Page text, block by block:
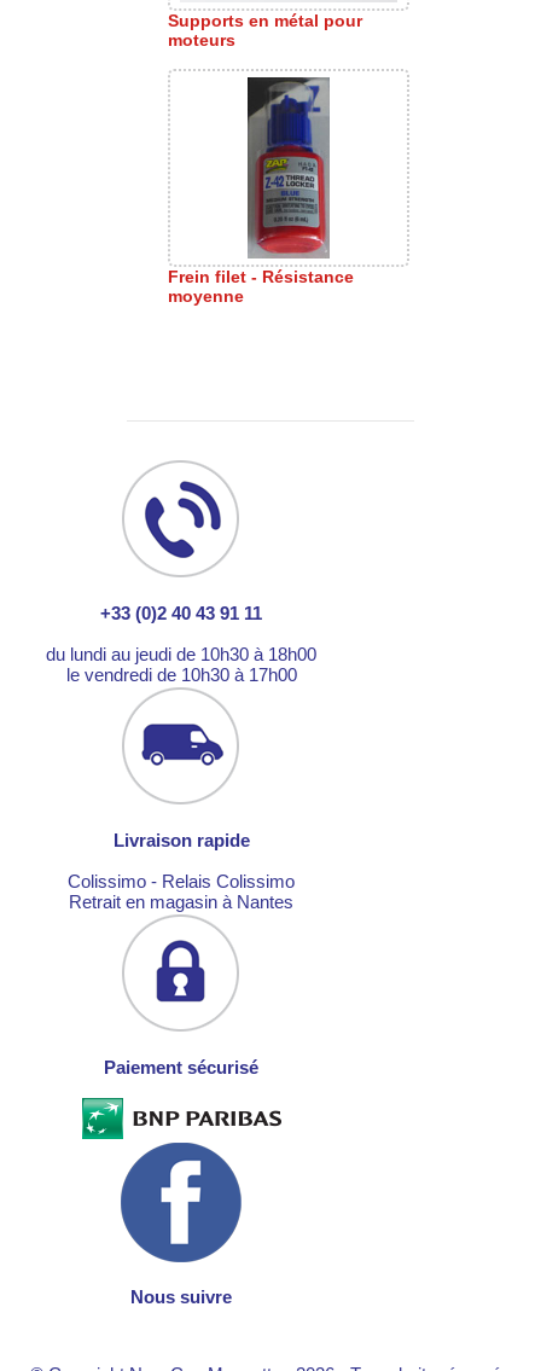
Supports en métal pour
moteurs
Frein filet - Résistance
moyenne
+33 (0)2 40 43 91 11
du lundi au jeudi de 10h30 à 18h00
le vendredi de 10h30 à 17h00
Livraison rapide
Colissimo - Relais Colissimo
Retrait en magasin à Nantes
Paiement sécurisé
Nous suivre